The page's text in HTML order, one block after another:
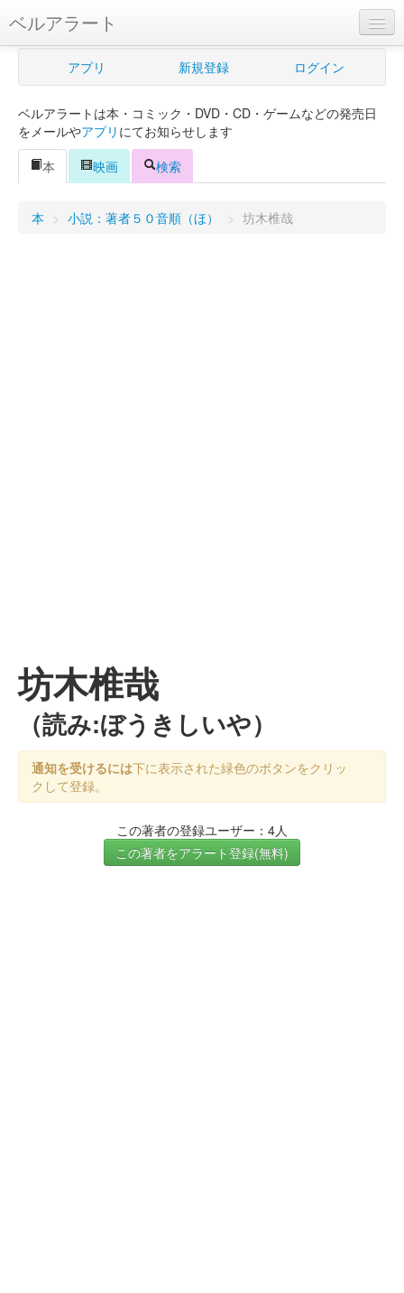
ベルアラート
ベルアラートとは
新規登録
ログイン
アプリ 新規登録 ログイン
ベルアラートは本・コミック・DVD・CD・ゲームなどの発売日
をメールやアプリ にてお知らせします
本
映画 検索
本 > 小説：著者５０音順（ほ） > 坊木椎哉
坊木椎哉
（読み:ぼうきしいや）
通知を受けるには下に表示された緑色のボタンをクリッ
クして登録。
この著者の登録ユーザー：4人
この著者をアラート登録(無料)